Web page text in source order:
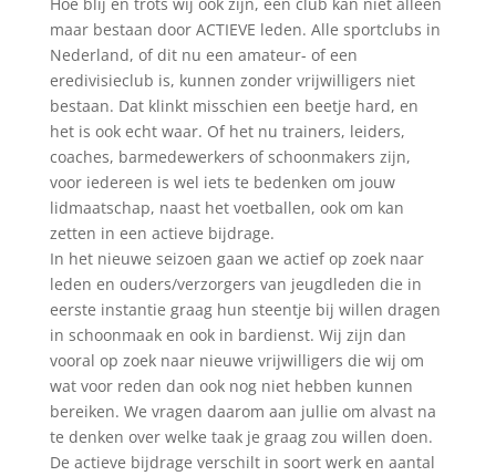
Hoe blij en trots wij ook zijn, een club kan niet alleen
maar bestaan door ACTIEVE leden. Alle sportclubs in
Nederland, of dit nu een amateur- of een
eredivisieclub is, kunnen zonder vrijwilligers niet
bestaan. Dat klinkt misschien een beetje hard, en
het is ook echt waar. Of het nu trainers, leiders,
coaches, barmedewerkers of schoonmakers zijn,
voor iedereen is wel iets te bedenken om jouw
lidmaatschap, naast het voetballen, ook om kan
zetten in een actieve bijdrage.
In het nieuwe seizoen gaan we actief op zoek naar
leden en ouders/verzorgers van jeugdleden die in
eerste instantie graag hun steentje bij willen dragen
in schoonmaak en ook in bardienst. Wij zijn dan
vooral op zoek naar nieuwe vrijwilligers die wij om
wat voor reden dan ook nog niet hebben kunnen
bereiken. We vragen daarom aan jullie om alvast na
te denken over welke taak je graag zou willen doen.
De actieve bijdrage verschilt in soort werk en aantal